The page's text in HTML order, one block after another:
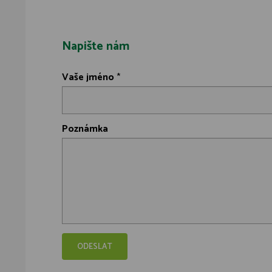
Napište nám
Vaše jméno *
Poznámka